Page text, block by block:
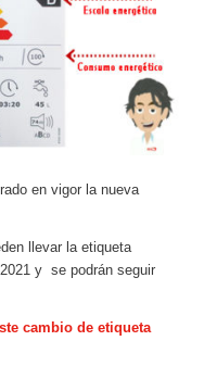
en vigor la nueva
llevar la etiqueta
y se podrán seguir
cambio de etiqueta